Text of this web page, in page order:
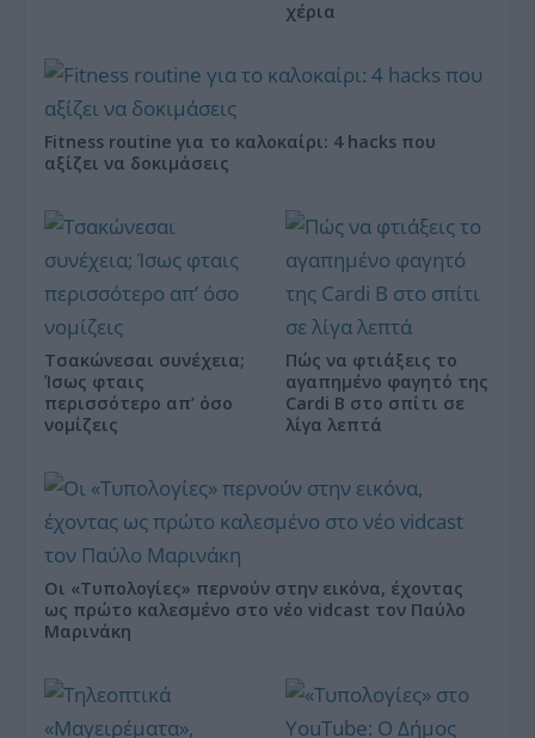
χέρια
Fitness routine για το καλοκαίρι: 4 hacks που
αξίζει να δοκιμάσεις
Τσακώνεσαι συνέχεια;
Ίσως φταις
περισσότερο απ’ όσο
νομίζεις
Πώς να φτιάξεις το
αγαπημένο φαγητό της
Cardi B στο σπίτι σε
λίγα λεπτά
Οι «Τυπολογίες» περνούν στην εικόνα, έχοντας
ως πρώτο καλεσμένο στο νέο vidcast τον Παύλο
Μαρινάκη